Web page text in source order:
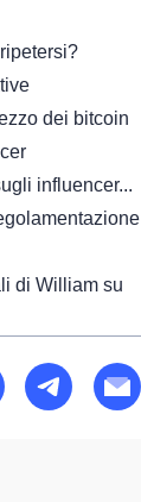
dei bitcoin
influencer...
di William su